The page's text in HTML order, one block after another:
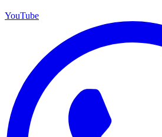
YouTube